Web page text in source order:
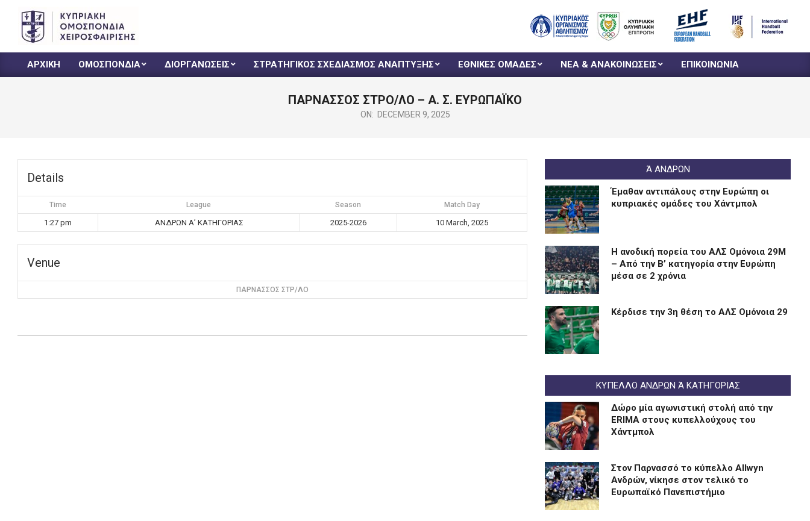
content
CHF
Primary
ΑΡΧΙΚΗ ΟΜΟΣΠΟΝΔΙΑ ΔΙΟΡΓΑΝΩΣΕΙΣ ΣΤΡΑΤΗΓΙΚΟΣ ΣΧΕΔΙΑΣΜΟΣ ΑΝΑΠΤΥΞΗΣ ΕΘΝΙΚΕΣ ΟΜΑΔΕΣ ΝΕΑ & ΑΝΑΚΟΙΝΩΣΕΙΣ ΕΠΙΚΟΙΝΩΝΙΑ
ΠΑΡΝΑΣΣΟΣ ΣΤΡΟ/ΛΟ – Α. Σ. ΕΥΡΩΠΑΪΚΟ
ON: DECEMBER 9, 2025
Details
Time League Season Match Day
1:27 pm ΑΝΔΡΩΝ Α’ ΚΑΤΗΓΟΡΙΑΣ 2025-2026 10 March, 2025
Venue
ΠΑΡΝΑΣΣΟΣ ΣΤΡ/ΛΟ
Ά ΑΝΔΡΩΝ
Έμαθαν αντιπάλους στην Ευρώπη οι
κυπριακές ομάδες του Χάντμπολ
Η ανοδική πορεία του ΑΛΣ Ομόνοια 29Μ
– Από την Β’ κατηγορία στην Ευρώπη
μέσα σε 2 χρόνια
Kέρδισε την 3η θέση το ΑΛΣ Ομόνοια 29
ΚΥΠΕΛΛΟ ΑΝΔΡΩΝ Ά ΚΑΤΗΓΟΡΙΑΣ
Δώρο μία αγωνιστική στολή από την
ERIMA στους κυπελλούχους του
Χάντμπολ
Στον Παρνασσό το κύπελλο Allwyn
Ανδρών, νίκησε στον τελικό το
Ευρωπαϊκό Πανεπιστήμιο